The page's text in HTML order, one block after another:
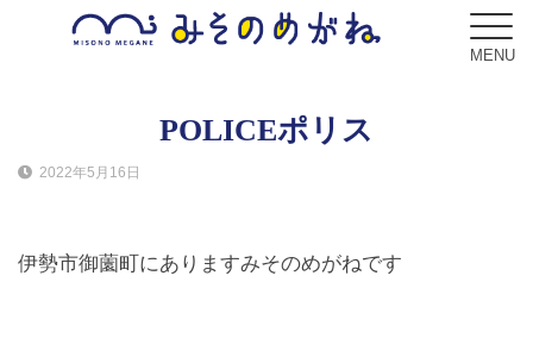
MENU
POLICEポリス
2022年5月16日
伊勢市御薗町にありますみそのめがねです